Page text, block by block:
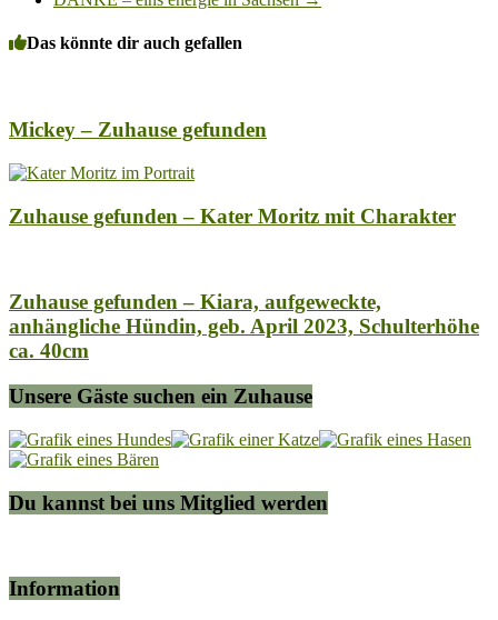
Das könnte dir auch gefallen
Mickey – Zuhause gefunden
Zuhause gefunden – Kater Moritz mit Charakter
Zuhause gefunden – Kiara, aufgeweckte,
anhängliche Hündin, geb. April 2023, Schulterhöhe
ca. 40cm
Unsere Gäste suchen ein Zuhause
Du kannst bei uns Mitglied werden
Information